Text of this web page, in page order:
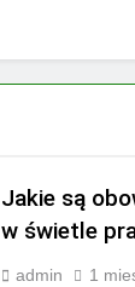
Jakie są
w świetle
admin 1